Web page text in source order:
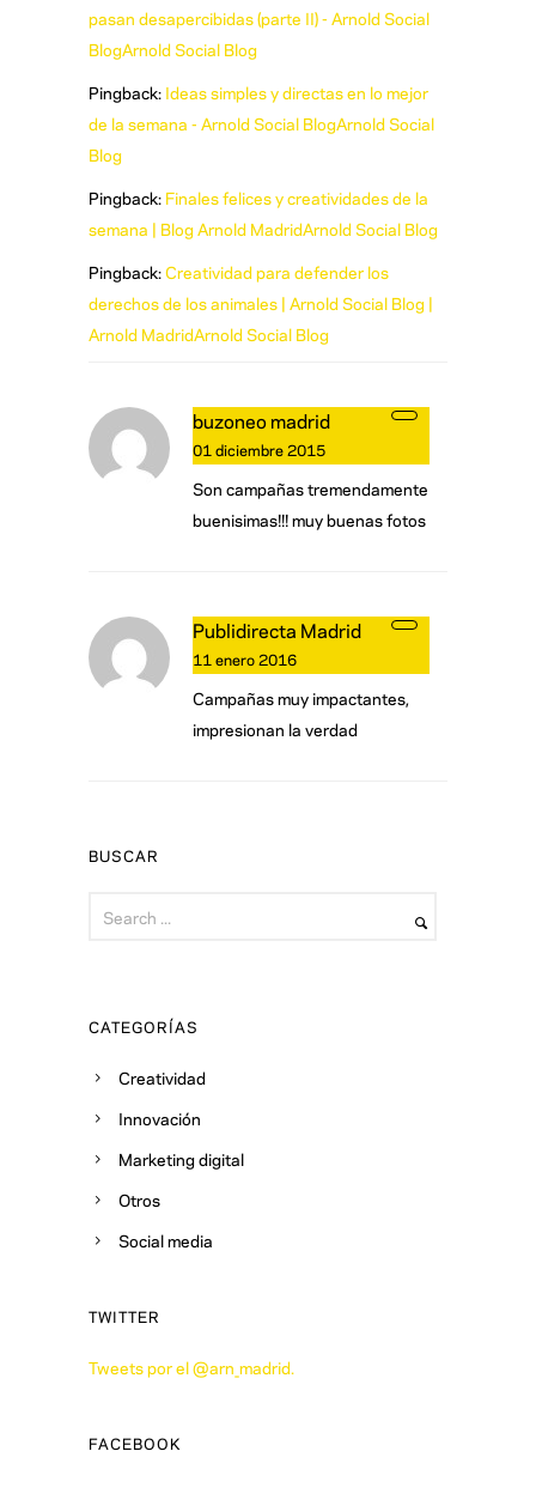
pasan desapercibidas (parte II) - Arnold Social
BlogArnold Social Blog
Pingback: Ideas simples y directas en lo mejor
de la semana - Arnold Social BlogArnold Social
Blog
Pingback: Finales felices y creatividades de la
semana | Blog Arnold MadridArnold Social Blog
Pingback:Creatividad para defender los
derechos de los animales | Arnold Social Blog |
Arnold MadridArnold Social Blog
buzoneo madrid
01 diciembre 2015
Son campañas tremendamente
buenisimas!!! muy buenas fotos
Publidirecta Madrid
11 enero 2016
Campañas muy impactantes,
impresionan la verdad
BUSCAR
CATEGORÍAS
Creatividad
Innovación
Marketing digital
Otros
Social media
TWITTER
Tweets por el @arn_madrid.
FACEBOOK